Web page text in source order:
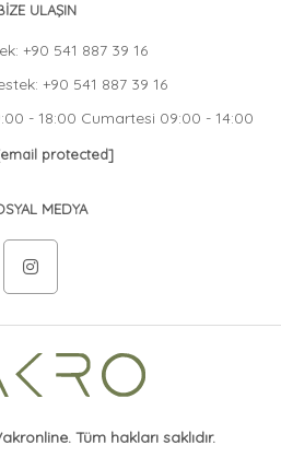
ULAŞIN
+90 541 887 39 16
+90 541 887 39 16
- 18:00 Cumartesi 09:00 - 14:00
protected]
MEDYA
Tüm hakları saklıdır.